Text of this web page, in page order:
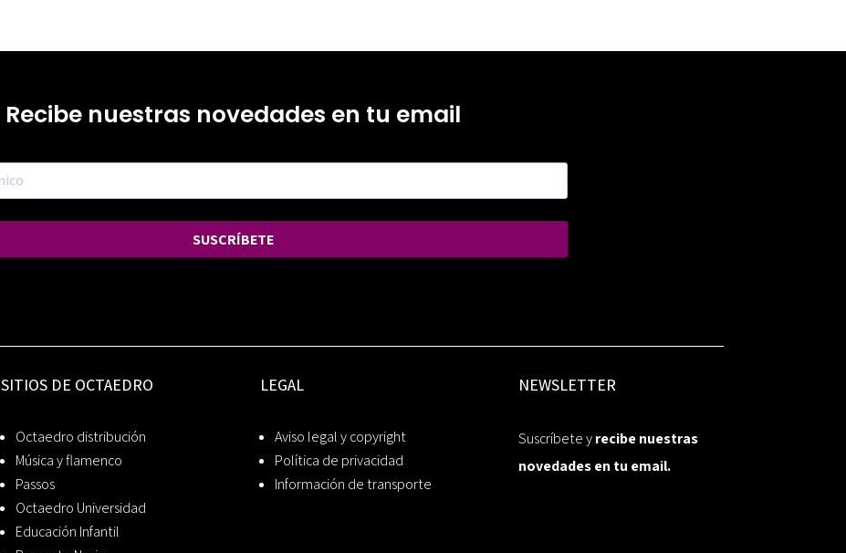
Recibe nuestras novedades en tu email
SUSCRÍBETE
SITIOS DE OCTAEDRO
Octaedro distribución
Música y flamenco
Passos
Octaedro Universidad
Educación Infantil
LEGAL
Aviso legal y copyright
Política de privacidad
Información de transporte
NEWSLETTER
Suscríbete yrecibe nuestras
novedades en tu email.